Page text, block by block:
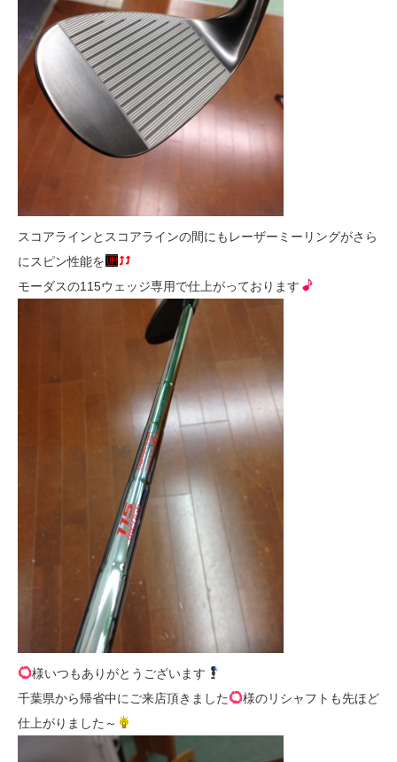
スコアラインとスコアラインの間にもレーザーミーリングがさら
にスピン性能を
モーダスの115ウェッジ専用で仕上がっております
様いつもありがとうございます
千葉県から帰省中にご来店頂きました
様のリシャフトも先ほど
仕上がりました～